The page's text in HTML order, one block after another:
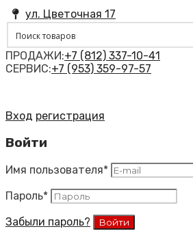
ул. Цветочная 17
ПРОДАЖИ:+7 (812) 337-10-41
СЕРВИС:+7 (953) 359-97-57
Вход регистрация
Войти
Имя пользователя*
Пароль*
Забыли пароль?